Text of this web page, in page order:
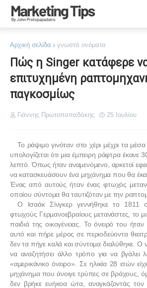
Αρχική σελίδα γνωστά ονόματα
Πώς η Singer κατάφερε να
επιτυχημένη
παγκοσμίως
Γιάννης Πρωτοπαπαδάκης 25 Ιουλίου
Το ράψιµο γινόταν στο χέρι µέχρι τα
υπολογίζεται ότι µια έµπειρη ράφτρα έκανε
λεπτό. Όπως ήταν αναµενόµενο, αρκετοί
να κατασκευάσουν ένα µηχάνηµα που θα
Ένας από αυτούς ήταν ένας φτωχός
οποίου σύντοµα θα ταυτιζόταν µε την
Ο Ισαάκ Σίνγκερ γεννήθηκε το
φτωχούς Γερµανοεβραίους µετανάστες, το
παιδιά της οικογένειας. Το όνειρό του ήταν
αυτό και πήρε µέρος σε περιοδεύοντα
δεν τα πήγε καλά και σύντοµα διαλύθηκε. Ο
να αναζητήσει άλλο τρόπο για να βγάλει
«αµερικάνικο όνειρο». Σε ηλικία 28 ετών
µηχάνηµα που άνοιγε τρύπες σε βράχους,
δεν βρήκε ευήκοα ώτα, αναγκάζοντάς τον